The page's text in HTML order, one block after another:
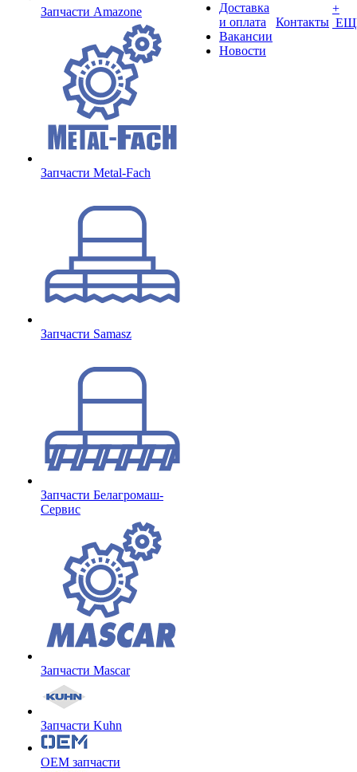
Запчасти Amazone
Запчасти Metal-Fach
Запчасти Samasz
Запчасти Белагромаш-
Сервис
Запчасти Mascar
Запчасти Kuhn
OEM запчасти
Доставка
и оплата
Вакансии
Новости
Контакты
+